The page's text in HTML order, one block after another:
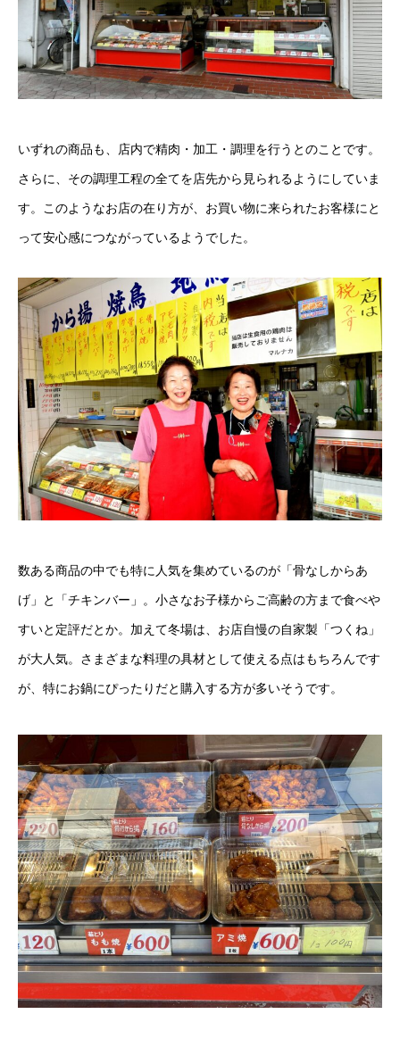
いずれの商品も、店内で精肉・加工・調理を行うとのことです。
さらに、その調理工程の全てを店先から見られるようにしていま
す。このようなお店の在り方が、お買い物に来られたお客様にと
って安心感につながっているようでした。
数ある商品の中でも特に人気を集めているのが「骨なしからあ
げ」と「チキンバー」。小さなお子様からご高齢の方まで食べや
すいと定評だとか。加えて冬場は、お店自慢の自家製「つくね」
が大人気。さまざまな料理の具材として使える点はもちろんです
が、特にお鍋にぴったりだと購入する方が多いそうです。